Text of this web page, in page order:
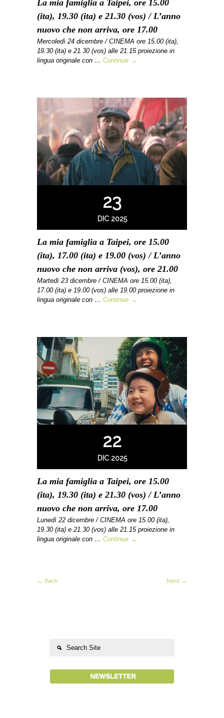
La mia famiglia a Taipei, ore 15.00
(ita), 19.30 (ita) e 21.30 (vos) / L’anno
nuovo che non arriva, ore 17.00
Mercoledì 24 dicembre / CINEMA ore 15.00 (ita),
19.30 (ita) e 21.30 (vos) alle 21.15 proiezione in
lingua originale con … Continue →
23
DIC 2025
La mia famiglia a Taipei, ore 15.00
(ita), 17.00 (ita) e 19.00 (vos) / L’anno
nuovo che non arriva (vos), ore 21.00
Martedì 23 dicembre / CINEMA ore 15.00 (ita),
17.00 (ita) e 19.00 (vos) alle 19.00 proiezione in
lingua originale con … Continue →
22
DIC 2025
La mia famiglia a Taipei, ore 15.00
(ita), 19.30 (ita) e 21.30 (vos) / L’anno
nuovo che non arriva, ore 17.00
Lunedì 22 dicembre / CINEMA ore 15.00 (ita),
19.30 (ita) e 21.30 (vos) alle 21.15 proiezione in
lingua originale con … Continue →
Next →
← Back